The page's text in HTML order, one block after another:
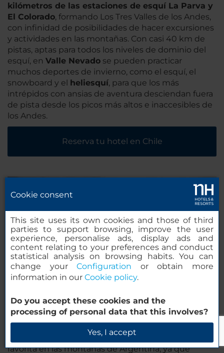
kilómetros de las estaciones de esquí La Parva y
El Colorado, formando Los Tres Valles de los Andes,
con infinidad de posibilidades de hacer excursiones
y actividades en las montañas. Con casi 40 km de
pistas, aptas para todos los niveles de dominio del
esquí, en Valle Nevado se pueden practicar
muchos deportes de invierno, como el esquí, el
snowboard y el heliesquí, para que los más
intrépidos con ansias de aventura desciendan fuera
de pista desde los picos más altos e inaccesibles de
los Andes.
Reserva tu hotel en Chile
Vacaciones de esquí en Argentina
Prepárate para levantarte cada mañana con unas
vistas que quitan el hipo, tomarte un café, calzarte
las botas y los esquís y practicar tu actividad invernal
favorita en las montañas de Argentina, ya que
Cookie consent
This site uses its own cookies and those of third
parties to support browsing, improve the user
experience, personalise ads, display ads and
content relating to your preferences and conduct
statistical analysis on browsing habits. You can
change yourConfiguration or obtain more
information in our Cookie policy.
Do you accept these cookies and the
processing of personal data that this involves?
Yes, I accept